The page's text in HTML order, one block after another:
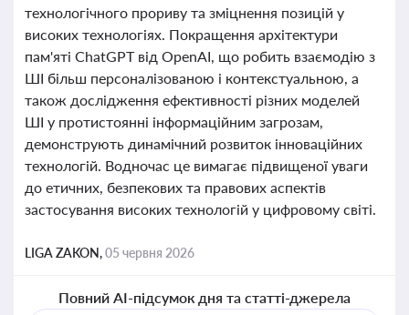
технологічного прориву та зміцнення позицій у
високих технологіях. Покращення архітектури
пам'яті ChatGPT від OpenAI, що робить взаємодію з
ШІ більш персоналізованою і контекстуальною, а
також дослідження ефективності різних моделей
ШІ у протистоянні інформаційним загрозам,
демонструють динамічний розвиток інноваційних
технологій. Водночас це вимагає підвищеної уваги
до етичних, безпекових та правових аспектів
застосування високих технологій у цифровому світі.
LIGA ZAKON,05 червня 2026
Повний AI-підсумок дня та статті-джерела